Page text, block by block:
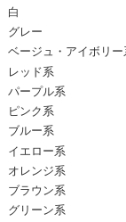
白
グレー
ベージュ・アイボリー
レッド系
パープル系
ピンク系
ブルー系
イエロー系
オレンジ系
ブラウン系
グリーン系